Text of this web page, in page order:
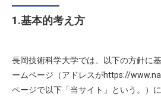
1.基本的考え方
長岡技術科学大学では、以下の方針に
ームページ（アドレスがhttps://
ページで以下「当サイト」という。）